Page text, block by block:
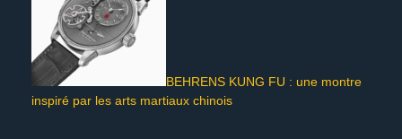
BEHRENS KUNG FU : une montre
inspiré par les arts martiaux chinois